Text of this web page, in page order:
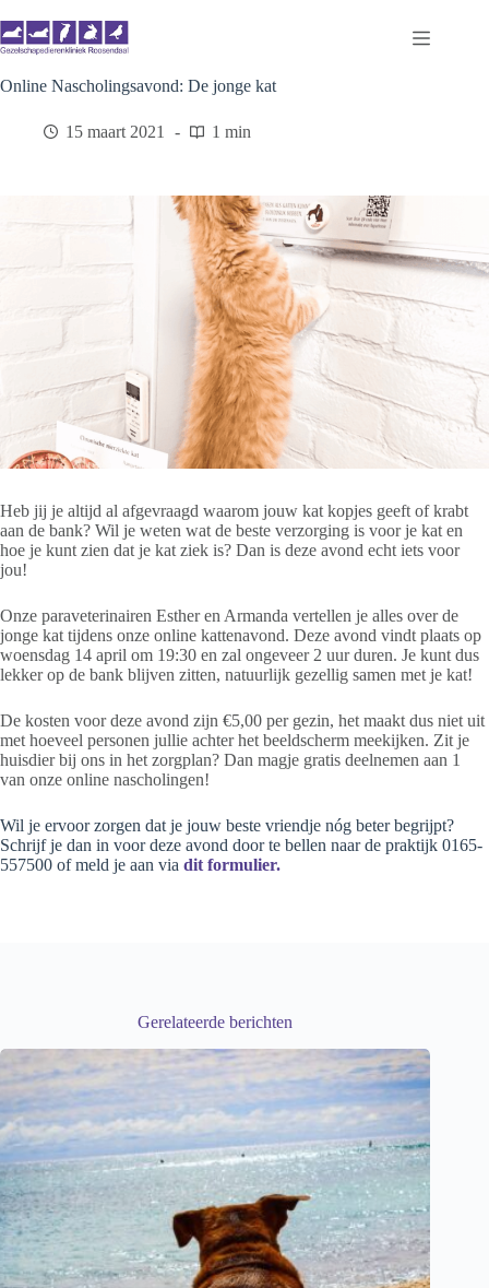
naar
de
Online Nascholingsavond: De jonge kat
15 maart 2021 1 min
Heb jij je altijd al afgevraagd waarom jouw kat kopjes geeft of krabt
aan de bank? Wil je weten wat de beste verzorging is voor je kat en
hoe je kunt zien dat je kat ziek is? Dan is deze avond echt iets voor
jou!
Onze paraveterinairen Esther en Armanda vertellen je alles over de
jonge kat tijdens onze online kattenavond. Deze avond vindt plaats op
woensdag 14 april om 19:30 en zal ongeveer 2 uur duren. Je kunt dus
lekker op de bank blijven zitten, natuurlijk gezellig samen met je kat!
De kosten voor deze avond zijn €5,00 per gezin, het maakt dus niet uit
met hoeveel personen jullie achter het beeldscherm meekijken. Zit je
huisdier bij ons in het zorgplan? Dan magje gratis deelnemen aan 1
van onze online nascholingen!
Wil je ervoor zorgen dat je jouw beste vriendje nóg beter begrijpt?
Schrijf je dan in voor deze avond door te bellen naar de praktijk 0165-
557500 of meld je aan via dit formulier.
Gerelateerde berichten